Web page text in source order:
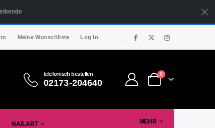
Meine Wunschliste Log In
telefonisch bestellen
02173-204640
0
NAILART MEHR